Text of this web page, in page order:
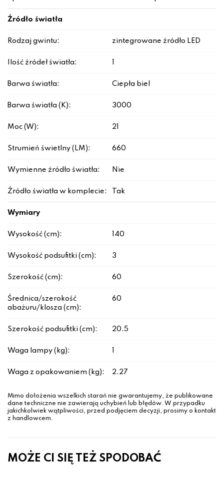
Źródło światła
Rodzaj gwintu: zintegrowane źródło LED
Ilość źródeł światła:
Barwa światła: Ciepła biel
Barwa światła (K): 3000
Moc (W): 21
Strumień świetlny (LM): 660
Wymienne źródło światła: Nie
Źródło światła w komplecie: Tak
Wymiary
Wysokość (cm): 140
Wysokość podsufitki (cm): 3
Szerokość (cm): 60
Średnica/szerokość
abażuru/klosza (cm):
60
Szerokość podsufitki (cm): 20.5
Waga lampy (kg):
Waga z opakowaniem (kg): 2.27
Mimo dołożenia wszelkich starań nie gwarantujemy, że publikowane
dane techniczne nie zawierają uchybień lub błędów. W przypadku
jakichkolwiek wątpliwości, przed podjęciem decyzji, prosimy o kontakt
z handlowcem.
MOŻE CI SIĘ TEŻ SPODOBAĆ